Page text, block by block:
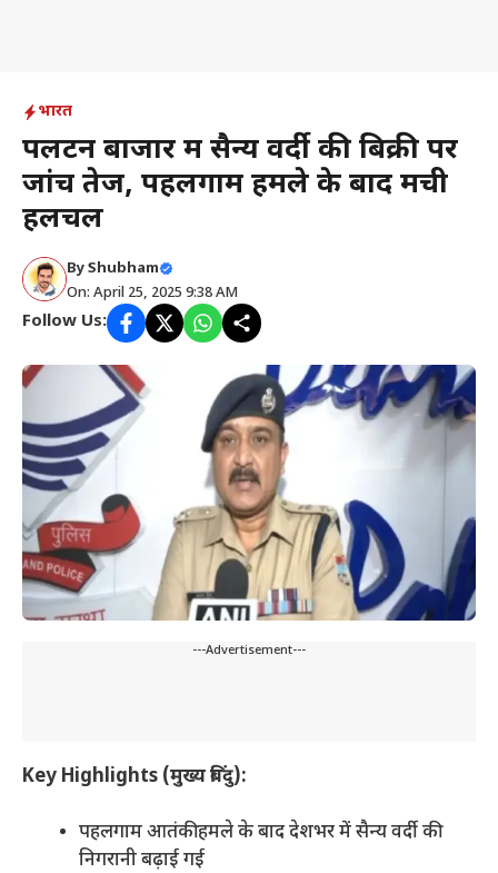
भारत
पलटन बाजार में सैन्य वर्दी की बिक्री पर
जांच तेज, पहलगाम हमले के बाद मची
हलचल
ByShubham
On: April 25, 2025 9:38 AM
Follow Us:
---Advertisement---
Key Highlights (मुख्य बिंदु):
पहलगाम आतंकी हमले के बाद देशभर में सैन्य वर्दी की
निगरानी बढ़ाई गई